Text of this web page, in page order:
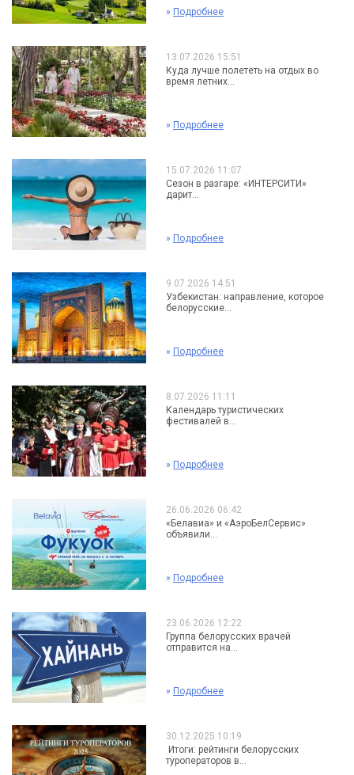
» Подробнее
13.07.2026 15:51
Куда лучше полететь на отдых во
время летних...
» Подробнее
15.07.2026 11:07
Сезон в разгаре: «ИНТЕРСИТИ»
дарит...
» Подробнее
9.07.2026 14:51
Узбекистан: направление, которое
белорусские...
» Подробнее
8.07.2026 11:11
Календарь туристических
фестивалей в...
» Подробнее
26.06.2026 06:42
«Белавиа» и «АэроБелСервис»
объявили...
» Подробнее
23.06.2026 12:22
Группа белорусских врачей
отправится на...
» Подробнее
30.12.2025 10:19
Итоги: рейтинги белорусских
туроператоров в...